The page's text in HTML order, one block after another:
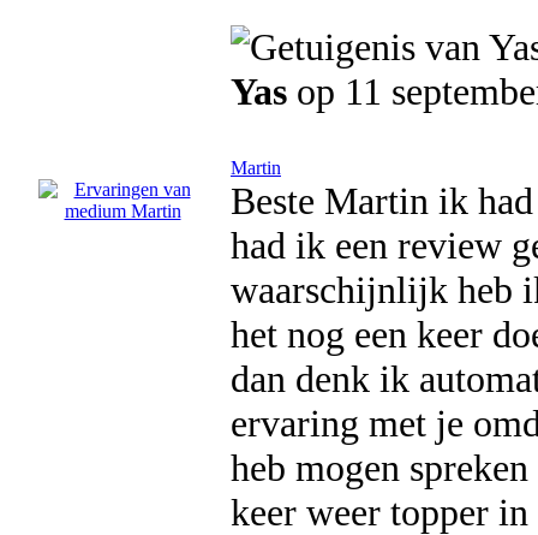
Yas op 11
Martin
Beste Martin ik
had ik een review
waarschijnlijk heb
het nog een keer
dan denk ik
ervaring met je
heb mogen
keer weer topper